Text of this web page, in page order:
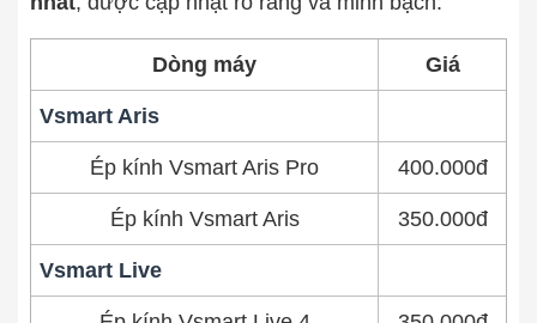
Pin iPhone Pin Samsumg Pin Oppo Pin Xiaomi
Pin Realme
Thay vỏ
Vỏ Huawei Vỏ Vivo
Dòng máy Giá
Vsmart Aris
Ép kính Vsmart Aris Pro 400.000đ
Ép kính Vsmart Aris 350.000đ
Vsmart Live